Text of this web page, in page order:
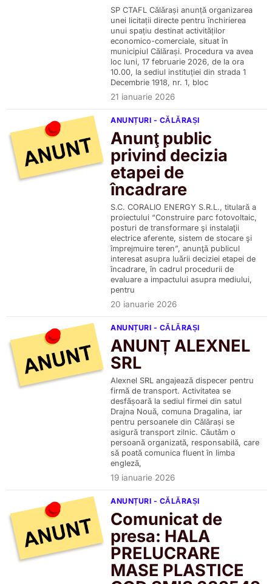
SP CTAFL Călărași anunță organizarea
unei licitații directe pentru închirierea
unui spațiu destinat activităților
economico-comerciale, situat în
municipiul Călărași. Procedura va avea
loc luni, 17 februarie 2026, de la ora
10.00, la sediul instituției din strada 1
Decembrie 1918, nr. 1, bloc
21 ianuarie 2026
ANUNȚURI - CĂLĂRAȘI
Anunţ public
privind decizia
etapei de
încadrare
S.C. CORALIO ENERGY S.R.L., titulară a
proiectului “Construire parc fotovoltaic,
posturi de transformare şi instalaţii
electrice aferente, sistem de stocare şi
împrejmuire teren”, anunţă publicul
interesat asupra luării deciziei etapei de
încadrare, în cadrul procedurii de
evaluare a impactului asupra mediului,
pentru
20 ianuarie 2026
ANUNȚURI - CĂLĂRAȘI
ANUNȚ ALEXNEL
SRL
Alexnel SRL angajează dispecer pentru
firmă de transport. Activitatea se
desfășoară la sediul firmei din satul
Drajna Nouă, comuna Dragalina, iar
pentru persoanele din Călărași se
asigură transport zilnic. Căutăm o
persoană organizată, responsabilă, care
să poată comunica fluent în limba
engleză,
19 ianuarie 2026
ANUNȚURI - CĂLĂRAȘI
Comunicat de
presa: HALA
PRELUCRARE
MASE PLASTICE